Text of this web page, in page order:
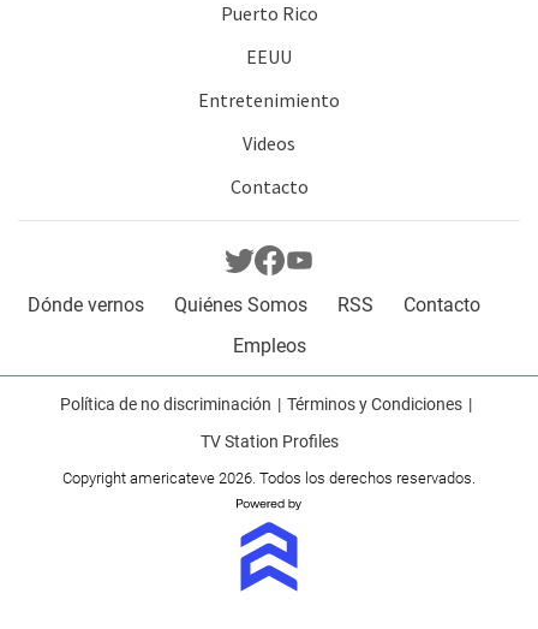
Puerto Rico
EEUU
Entretenimiento
Videos
Contacto
Dónde vernos Quiénes Somos RSS
Contacto
Empleos
Política de no discriminación
Términos y Condiciones
TV Station Profiles
Copyright americateve 2026. Todos los derechos reservados.